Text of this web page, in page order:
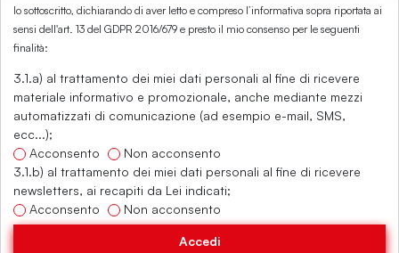
Io sottoscritto, dichiarando di aver letto e compreso l’informativa sopra riportata ai
sensi dell'art. 13 del GDPR 2016/679 e presto il mio consenso per le seguenti
finalità:
3.1.a) al trattamento dei miei dati personali al fine di ricevere
materiale informativo e promozionale, anche mediante mezzi
automatizzati di comunicazione (ad esempio e-mail, SMS,
ecc...);
Acconsento
Non acconsento
3.1.b) al trattamento dei miei dati personali al fine di ricevere
newsletters, ai recapiti da Lei indicati;
Acconsento
Non acconsento
Accedi